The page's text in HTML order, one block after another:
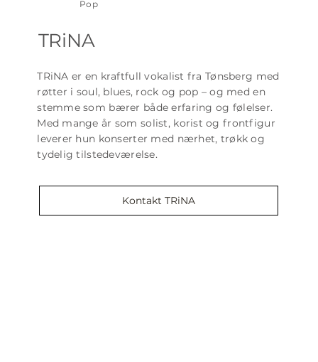
Pop
TRiNA
TRiNA er en kraftfull vokalist fra Tønsberg med
røtter i soul, blues, rock og pop – og med en
stemme som bærer både erfaring og følelser.
Med mange år som solist, korist og frontfigur
leverer hun konserter med nærhet, trøkk og
tydelig tilstedeværelse.
Kontakt TRiNA